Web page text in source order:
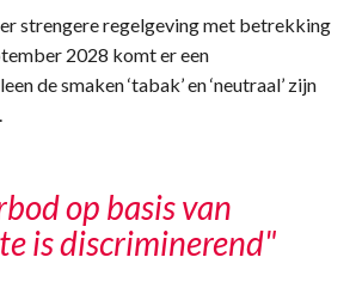
strengere regelgeving met betrekking
2028 komt er een
de smaken ‘tabak’ en ‘neutraal’ zijn
op basis van
is discriminerend"